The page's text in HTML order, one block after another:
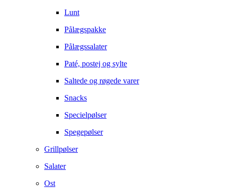
Lunt
Pålægspakke
Pålægssalater
Paté, postej og sylte
Saltede og røgede varer
Snacks
Specielpølser
Spegepølser
Grillpølser
Salater
Ost